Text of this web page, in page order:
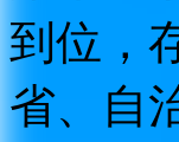
到位，
省、自